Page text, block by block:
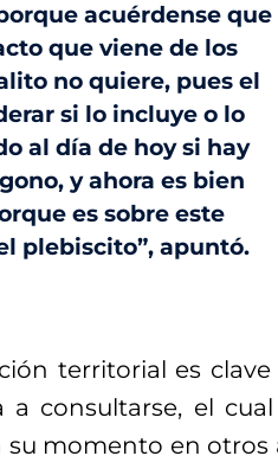
acuérdense que
que viene de los
no quiere, pues el
si lo incluye o lo
al día de hoy si hay
y ahora es bien
es sobre este
plebiscito”, apuntó.
territorial es clave
consultarse, el cual
su momento en otros